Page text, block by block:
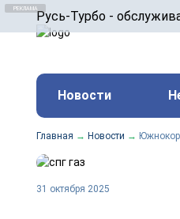
Русь-Турбо -
ООО «Русь-Турбо»
оборудования ТЭС,
и других предприятиях.
Реклама. ООО «Русь-
erid:Новости
Главная → Новости →
31 октября 2025